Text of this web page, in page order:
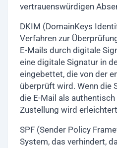
vertrauenswürdigen
DKIM (DomainKeys
Verfahren zur
E-Mails durch digitale
eine digitale Signatur in
eingebettet, die von der
überprüft wird. Wenn die
die E-Mail als
Zustellung wird
SPF (Sender Policy
System, das verhindert,